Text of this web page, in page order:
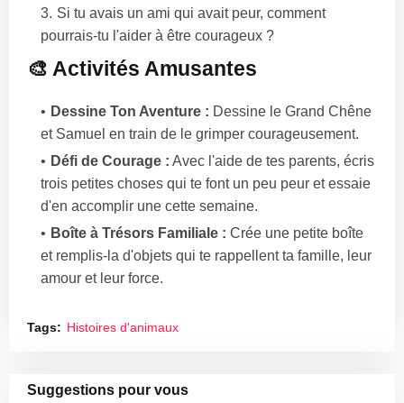
Si tu avais un ami qui avait peur, comment
pourrais-tu l'aider à être courageux ?
🎨 Activités Amusantes
Dessine Ton Aventure : Dessine le Grand Chêne
et Samuel en train de le grimper courageusement.
Défi de Courage : Avec l'aide de tes parents, écris
trois petites choses qui te font un peu peur et essaie
d'en accomplir une cette semaine.
Boîte à Trésors Familiale : Crée une petite boîte
et remplis-la d'objets qui te rappellent ta famille, leur
amour et leur force.
Tags: Histoires d'animaux
Suggestions pour vous